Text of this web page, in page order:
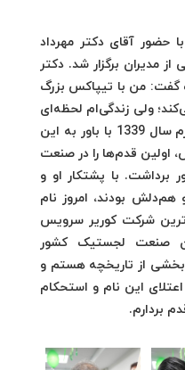
حضور آقای دکتر مهرداد
مدیران برگزار شد. دکتر
گفت: من با تیپاکس بزرگ
ولی زندگی‌ام لحظه‌ای
از حضورش خالی نبوده است. پدرم سال 1339 با باور به این
اولین قدم‌ها را در صنعت
با پشتکار او و
بودند، امروز نام
شرکت کوریر سرویس
صنعت لجستیک کشور
از تاریخچه هستم و
این نام و استحکام
بردارم.